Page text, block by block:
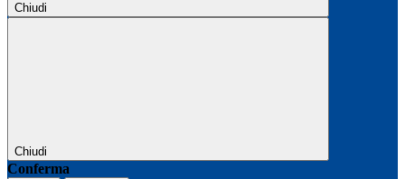
Chiudi
Chiudi
Conferma